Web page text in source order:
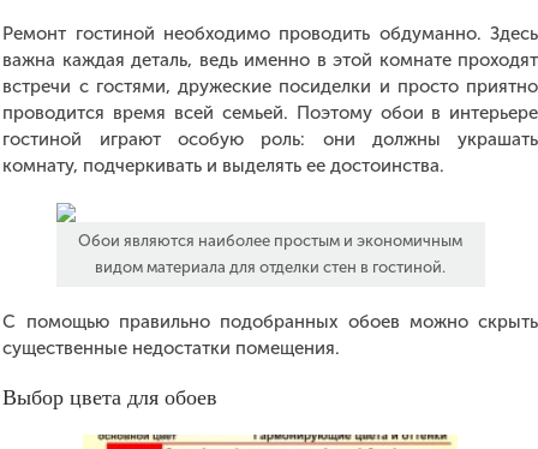
Ремонт гостиной необходимо проводить обдуманно. Здесь
важна каждая деталь, ведь именно в этой комнате проходят
встречи с гостями, дружеские посиделки и просто приятно
проводится время всей семьей. Поэтому обои в интерьере
гостиной играют особую роль: они должны украшать
комнату, подчеркивать и выделять ее достоинства.
Обои являются наиболее простым и экономичным
видом материала для отделки стен в гостиной.
С помощью правильно подобранных обоев можно скрыть
существенные недостатки помещения.
Выбор цвета для обоев